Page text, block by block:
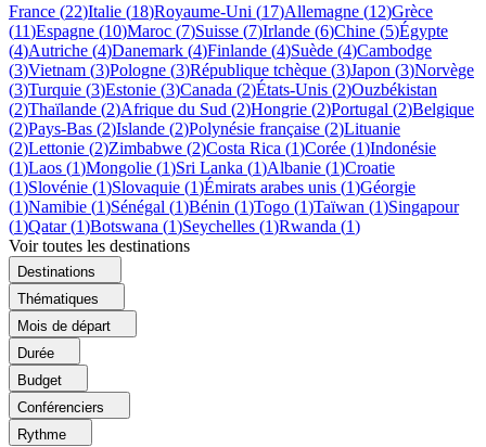
France (22)Italie (18)Royaume-Uni (17)Allemagne (12)Grèce
(11)Espagne (10)Maroc (7)Suisse (7)Irlande (6)Chine (5)Égypte
(4)Autriche (4)Danemark (4)Finlande (4)Suède (4)Cambodge
(3)Vietnam (3)Pologne (3)République tchèque (3)Japon (3)Norvège
(3)Turquie (3)Estonie (3)Canada (2)États-Unis (2)Ouzbékistan
(2)Thaïlande (2)Afrique du Sud (2)Hongrie (2)Portugal (2)Belgique
(2)Pays-Bas (2)Islande (2)Polynésie française (2)Lituanie
(2)Lettonie (2)Zimbabwe (2)Costa Rica (1)Corée (1)Indonésie
(1)Laos (1)Mongolie (1)Sri Lanka (1)Albanie (1)Croatie
(1)Slovénie (1)Slovaquie (1)Émirats arabes unis (1)Géorgie
(1)Namibie (1)Sénégal (1)Bénin (1)Togo (1)Taïwan (1)Singapour
(1)Qatar (1)Botswana (1)Seychelles (1)Rwanda (1)
Voir toutes les destinations
Destinations
Thématiques
Mois de départ
Durée
Budget
Conférenciers
Rythme